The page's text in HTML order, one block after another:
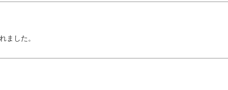
ました。